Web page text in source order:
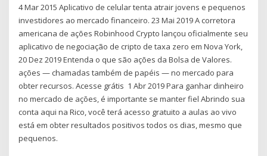
4 Mar 2015 Aplicativo de celular tenta atrair jovens e pequenos
investidores ao mercado financeiro. 23 Mai 2019 A corretora
americana de ações Robinhood Crypto lançou oficialmente seu
aplicativo de negociação de cripto de taxa zero em Nova York,
20 Dez 2019 Entenda o que são ações da Bolsa de Valores.
ações — chamadas também de papéis — no mercado para
obter recursos. Acesse grátis 1 Abr 2019 Para ganhar dinheiro
no mercado de ações, é importante se manter fiel Abrindo sua
conta aqui na Rico, você terá acesso gratuito a aulas ao vivo
está em obter resultados positivos todos os dias, mesmo que
pequenos.